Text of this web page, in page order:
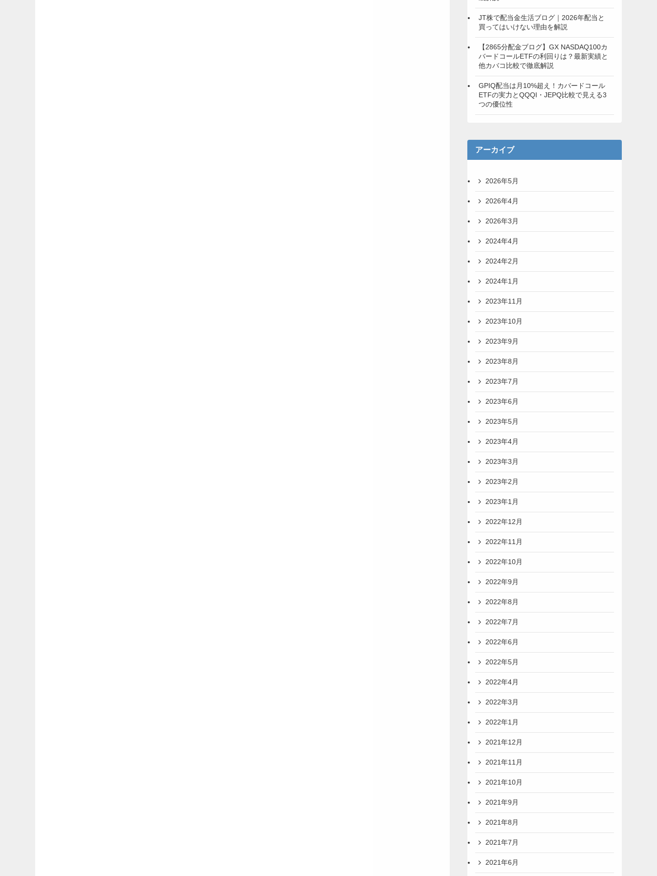
JT株で配当金生活ブログ｜2026年配当と
買ってはいけない理由を解説
【2865分配金ブログ】GX NASDAQ100カ
バードコールETFの利回りは？最新実績と
他カバコ比較で徹底解説
GPIQ配当は月10%超え！カバードコール
ETFの実力とQQQI・JEPQ比較で見える3
つの優位性
アーカイブ
2026年5月
2026年4月
2026年3月
2024年4月
2024年2月
2024年1月
2023年11月
2023年10月
2023年9月
2023年8月
2023年7月
2023年6月
2023年5月
2023年4月
2023年3月
2023年2月
2023年1月
2022年12月
2022年11月
2022年10月
2022年9月
2022年8月
2022年7月
2022年6月
2022年5月
2022年4月
2022年3月
2022年1月
2021年12月
2021年11月
2021年10月
2021年9月
2021年8月
2021年7月
2021年6月